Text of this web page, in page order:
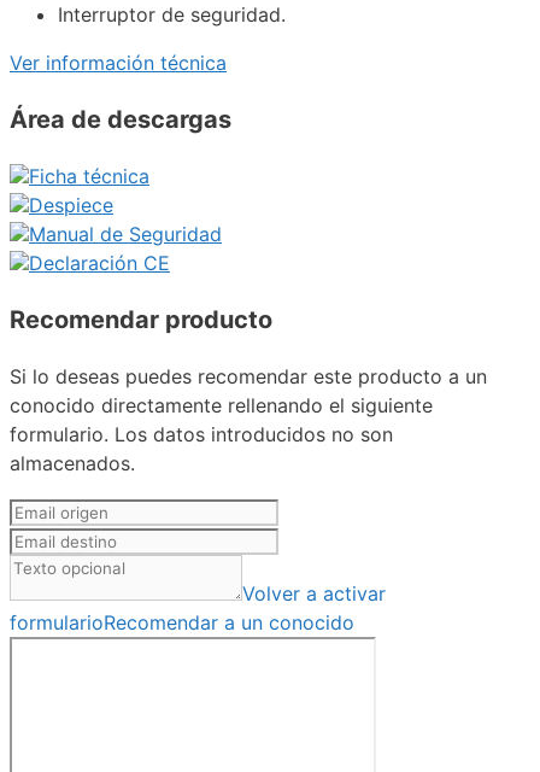
Interruptor de seguridad.
Ver información técnica
Área de descargas
Ficha técnica
Despiece
Manual de Seguridad
Declaración CE
Recomendar producto
Si lo deseas puedes recomendar este producto a un
conocido directamente rellenando el siguiente
formulario. Los datos introducidos no son
almacenados.
Volver a activar
formularioRecomendar a un conocido